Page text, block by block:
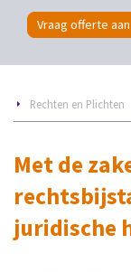
Vraag offerte aan
Rechten en Plichten
Met de
juridische